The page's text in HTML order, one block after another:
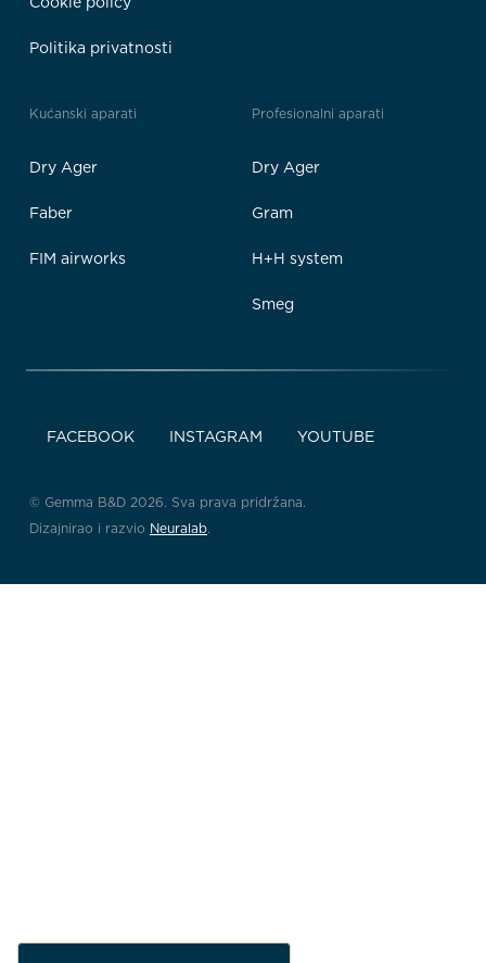
Politika privatnosti
Kućanski aparati
Dry Ager
Faber
FIM airworks
Profesionalni aparati
Dry Ager
Gram
H+H system
Smeg
FACEBOOK INSTAGRAM YOUTUBE
© Gemma B&D 2026. Sva prava pridržana.
Dizajnirao i razvio Neuralab.